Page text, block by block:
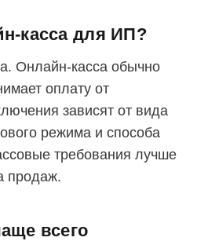
касса для ИП?
Онлайн-касса обычно
оплату от
зависят от вида
режима и способа
требования лучше
продаж.
всего